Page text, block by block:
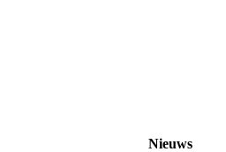
Nieuws